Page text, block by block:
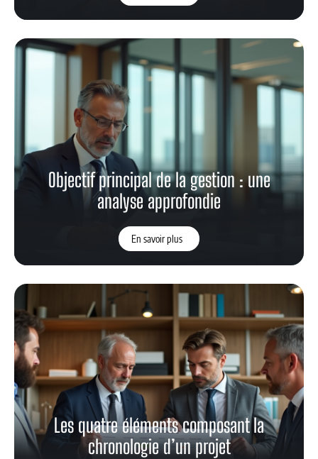
Objectif principal de la gestion : une
analyse approfondie
En savoir plus
Les quatre éléments composant la
chronologie d’un projet